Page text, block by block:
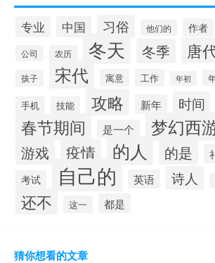
专业 中国 习俗 他们的 作者
公司 农历 冬天 冬季 唐
孩子 宋代 寓意 工作 年初
手机 技能 攻略 新年 时间
春节期间 是一个 梦幻西
游戏 疫情 的人 的是
考试
自己的 英语 诗人
还不 这一 都是
猜你想看的文章